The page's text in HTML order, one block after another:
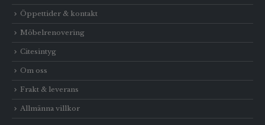
Öppettider & kontakt
Möbelrenovering
Citesintyg
Om oss
Frakt & leverans
Allmänna villkor